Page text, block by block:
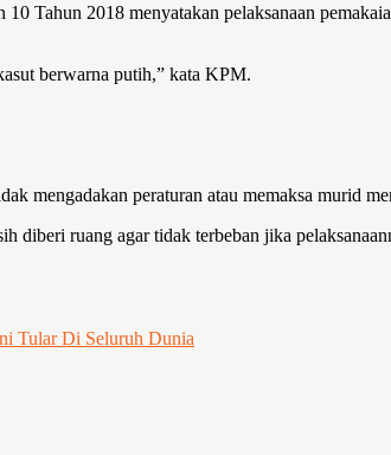
Tahun 2018 menyatakan pelaksanaan
berwarna putih,” kata KPM.
mengadakan peraturan atau memaksa murid
diberi ruang agar tidak terbeban jika
Tular Di Seluruh Dunia